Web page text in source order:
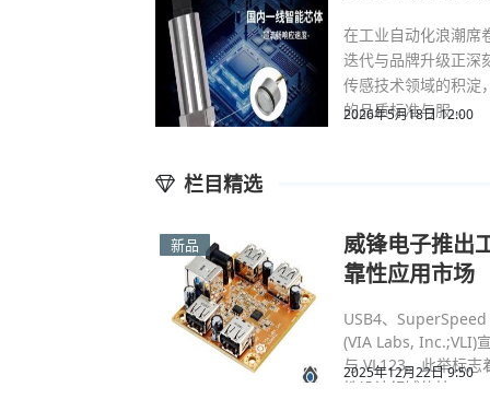
在工业自动化浪潮席
迭代与品牌升级正深
传感技术领域的积淀
的品质标准与服…
2026年5月18日 12:00
栏目精选
新品
威锋电子推出
靠性应用市场
USB4、
(VIA Labs, Inc.;VLI)
与 VL123。此举标志
性设计领域的技…
2025年12月22日 9:50